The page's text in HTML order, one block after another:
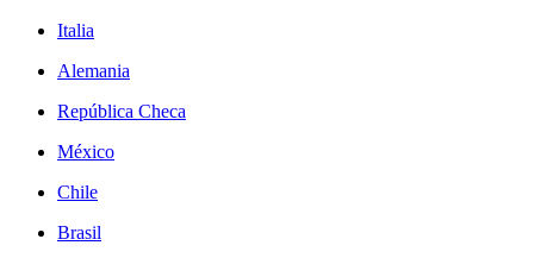
Italia
Alemania
República Checa
México
Chile
Brasil